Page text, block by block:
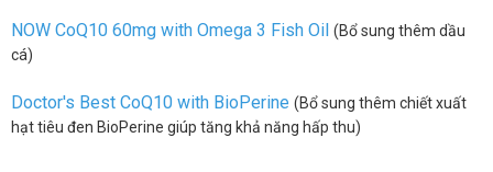
NOW CoQ10 60mg with Omega 3 Fish Oil (Bổ sung thêm dầu
cá)
Doctor's Best CoQ10 with BioPerine (Bổ sung thêm chiết xuất
hạt tiêu đen BioPerine giúp tăng khả năng hấp thu)